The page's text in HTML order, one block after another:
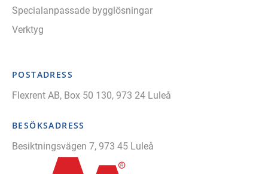
Specialanpassade bygglösningar
Verktyg
POSTADRESS
Flexrent AB, Box 50 130, 973 24 Luleå
BESÖKSADRESS
Besiktningsvägen 7, 973 45 Luleå